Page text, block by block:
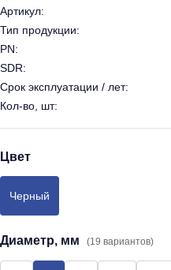
Артикул:
Тип продукции:
PN:
SDR:
Срок эксплуатации / лет:
Кол-во, шт:
Цвет
Черный
Диаметр, мм (19 вариантов)